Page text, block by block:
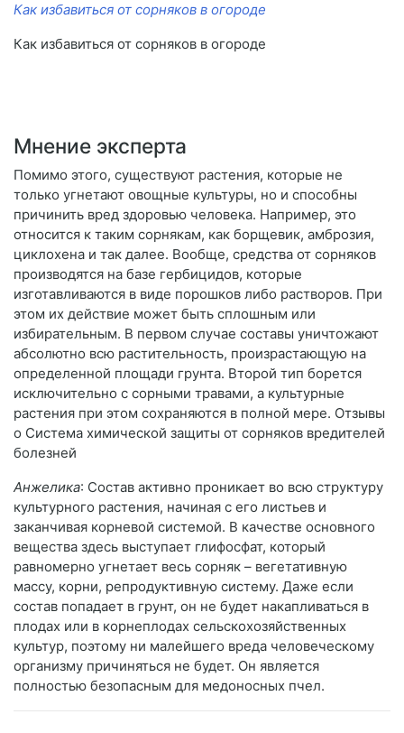
Как избавиться от сорняков в огороде
Как избавиться от сорняков в огороде
Мнение эксперта
Помимо этого, существуют растения, которые не
только угнетают овощные культуры, но и способны
причинить вред здоровью человека. Например, это
относится к таким сорнякам, как борщевик, амброзия,
циклохена и так далее. Вообще, средства от сорняков
производятся на базе гербицидов, которые
изготавливаются в виде порошков либо растворов. При
этом их действие может быть сплошным или
избирательным. В первом случае составы уничтожают
абсолютно всю растительность, произрастающую на
определенной площади грунта. Второй тип борется
исключительно с сорными травами, а культурные
растения при этом сохраняются в полной мере. Отзывы
о Система химической защиты от сорняков вредителей
болезней
Анжелика: Состав активно проникает во всю структуру
культурного растения, начиная с его листьев и
заканчивая корневой системой. В качестве основного
вещества здесь выступает глифосфат, который
равномерно угнетает весь сорняк – вегетативную
массу, корни, репродуктивную систему. Даже если
состав попадает в грунт, он не будет накапливаться в
плодах или в корнеплодах сельскохозяйственных
культур, поэтому ни малейшего вреда человеческому
организму причиняться не будет. Он является
полностью безопасным для медоносных пчел.